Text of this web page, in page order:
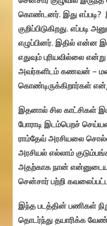
கொண்டனர். இது
குறிப்பிடுகிறது. எப்படி
எழுப்பினர். இதில் என்ன
எதுவும் புரியவில்லை
அவர்களிடம் கணவன் –
கொண்டிருக்கிறார்கள்
இதனால் சில காட்சிகள்
போராடி இடம்பெறச்
ராம்தேவ் அரசியலை
அரசியல் எல்லாம்
அதற்காக நான்
சென்சார் பற்றி
இந்த படத்தின் பணிகள்
தொடர்ந்து தயாரிக்க